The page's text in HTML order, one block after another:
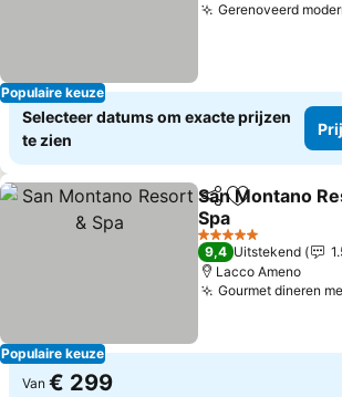
Populaire keuze
Gerenoveerd
Selecteer datums om exacte prijzen
te zien
Populaire keuze
DelenToevoegen
San Montano
Spa
Prijzen bekijken
5 Sterren
9,4 Uitstekend
Lacco Ameno
Gourmet dineren
Van € 299